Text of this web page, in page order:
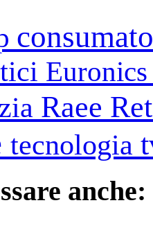
Raee
tecnologia
anche: